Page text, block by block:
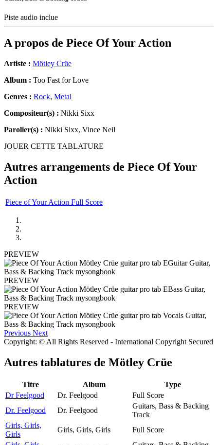
Piste audio inclue
A propos de Piece Of Your Action
Artiste : Mötley Crüe
Album : Too Fast for Love
Genres : Rock, Metal
Compositeur(s) : Nikki Sixx
Parolier(s) : Nikki Sixx, Vince Neil
JOUER CETTE TABLATURE
Autres arrangements de Piece Of Your
Action
Piece of Your Action Full Score
PREVIEW
PREVIEW
PREVIEW
Previous Next
Copyright: © All Rights Reserved - International Copyright Secured
Autres tablatures de Mötley Crüe
Titre Album
Type
Dr Feelgood
Dr. Feelgood
Full Score
Dr. Feelgood
Dr. Feelgood
Guitars, Bass & Backing
Track
Girls, Girls,
Girls
Girls, Girls, Girls
Full Score